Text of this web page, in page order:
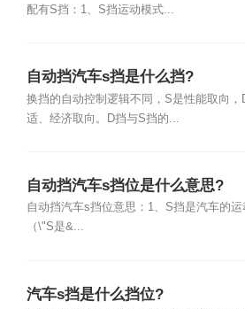
配有S挡：1、S挡运动模式...
自动挡汽车s挡是什么挡?
换挡的自动控制逻辑不同，S是性能取向，
适、经济取向。D挡与S挡的...
自动挡汽车s挡位是什么意思?
自动挡汽车s挡位意思：1、S挡是汽车的运
（\"S是&...
汽车s挡是什么挡位?